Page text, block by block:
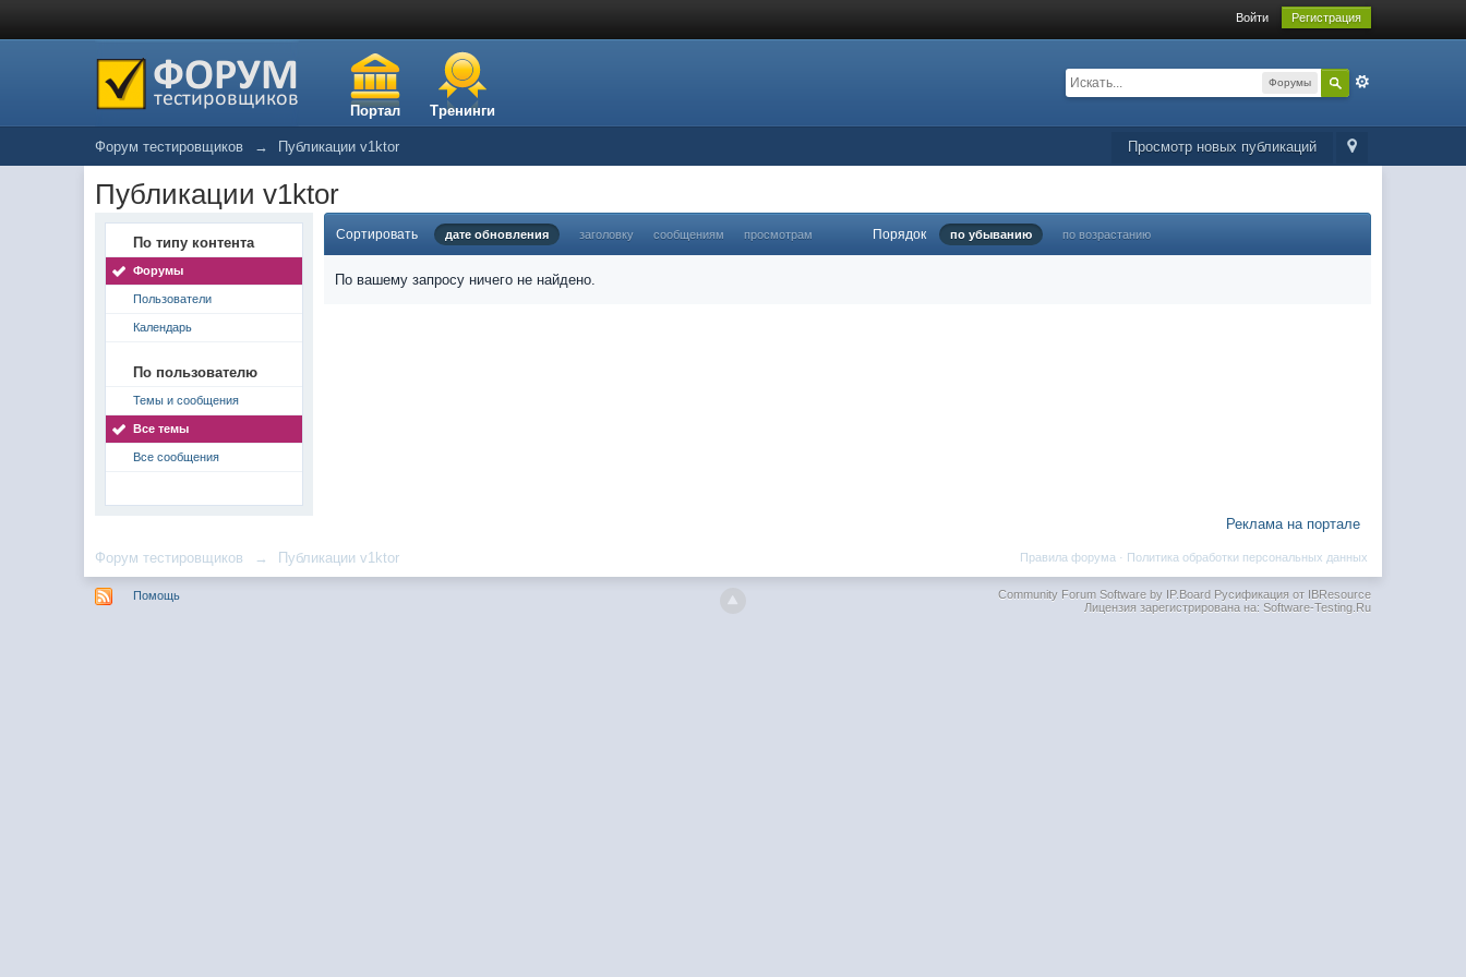
Войти Регистрация
Портал Тренинги
Форумы
Просмотр новых публикаций
Форум тестировщиков → Публикации v1ktor
Публикации v1ktor
По типу контента
Форумы
Пользователи
Календарь
По пользователю
Темы и сообщения
Все темы
Все сообщения
Сортировать дате обновления заголовку сообщениям просмотрам Порядок по убыванию по возрастанию
По вашему запросу ничего не найдено.
Реклама на портале
Форум тестировщиков → Публикации v1ktor Политика обработки персональных данных
Правила форума ·
Помощь Community Forum Software by IP.BoardРусификация от IBResource
Лицензия зарегистрирована на: Software-Testing.Ru